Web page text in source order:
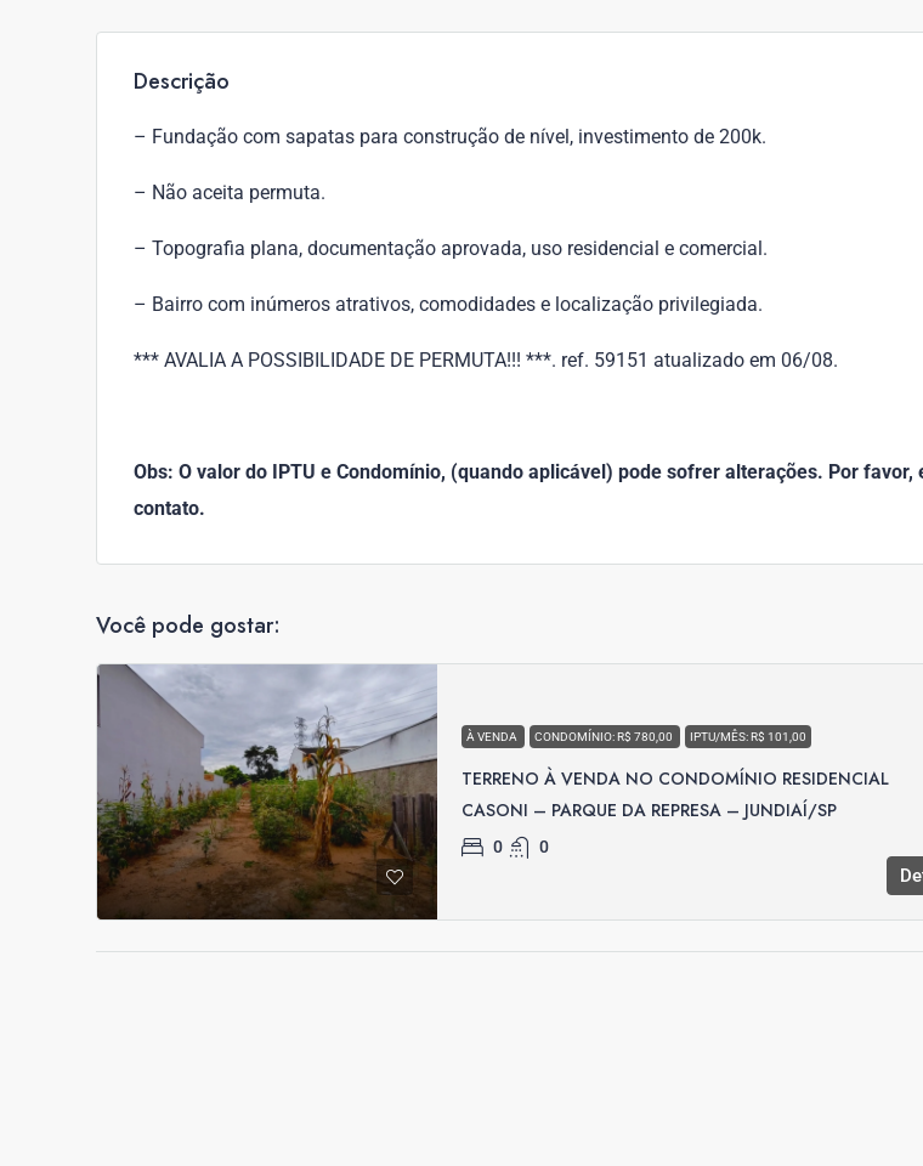
Descrição
– Fundação com sapatas para construção de nível, investimento de 200k.
– Não aceita permuta.
– Topografia plana, documentação aprovada, uso residencial e comercial.
– Bairro com inúmeros atrativos, comodidades e localização privilegiada.
*** AVALIA A POSSIBILIDADE DE PERMUTA!!! ***. ref. 59151 atualizado em 06/08.
Obs: O valor do IPTU e Condomínio, (quando aplicável) pode sofrer alterações. Por favor,
contato.
Você pode gostar:
À VENDA CONDOMÍNIO: R$ 780,00 IPTU/MÊS: R$ 101,00
TERRENO À VENDA NO CONDOMÍNIO RESIDENCIAL
CASONI – PARQUE DA REPRESA – JUNDIAÍ/SP
0 0